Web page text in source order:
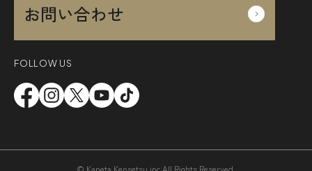
お問い合わせ
FOLLOW US
© Kaneta Kensetsu.inc All Rights Reserved.